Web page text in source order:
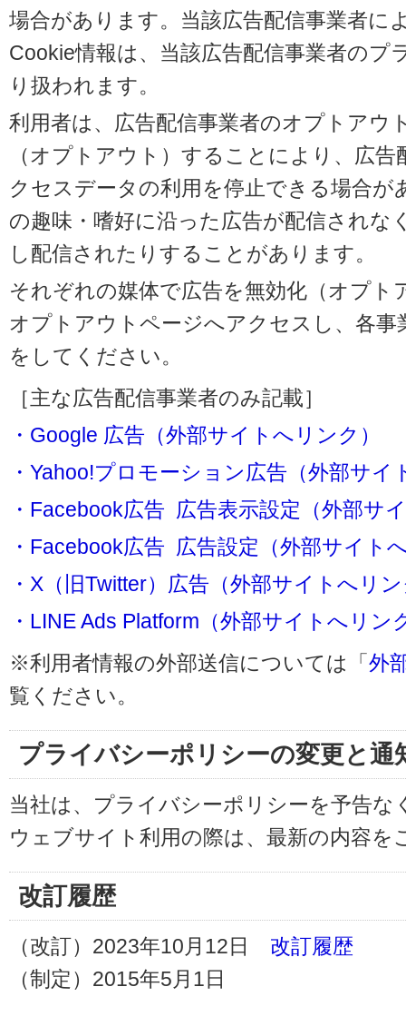
場合があります。当該広告配信事業者に
Cookie情報は、当該広告配信事業者のプ
り扱われます。
利用者は、広告配信事業者のオプトアウ
（オプトアウト）することにより、広
クセスデータの利用を停止できる場合が
の趣味・嗜好に沿った広告が配信されな
し配信されたりすることがあります。
それぞれの媒体で広告を無効化（オプト
オプトアウトページへアクセスし、各
をしてください。
［主な広告配信事業者のみ記載］
・Google 広告（外部サイトへリンク）
・Yahoo!プロモーション広告（外部サイ
・Facebook広告 広告表示設定（外部サ
・Facebook広告 広告設定（外部サイト
・X（旧Twitter）広告（外部サイトへリ
・LINE Ads Platform（外部サイトへリン
※利用者情報の外部送信については「外
覧ください。
プライバシーポリシーの変更と通
当社は、プライバシーポリシーを予告
ウェブサイト利用の際は、最新の内容を
改訂履歴
（改訂）2023年10月12日 改訂履歴
（制定）2015年5月1日